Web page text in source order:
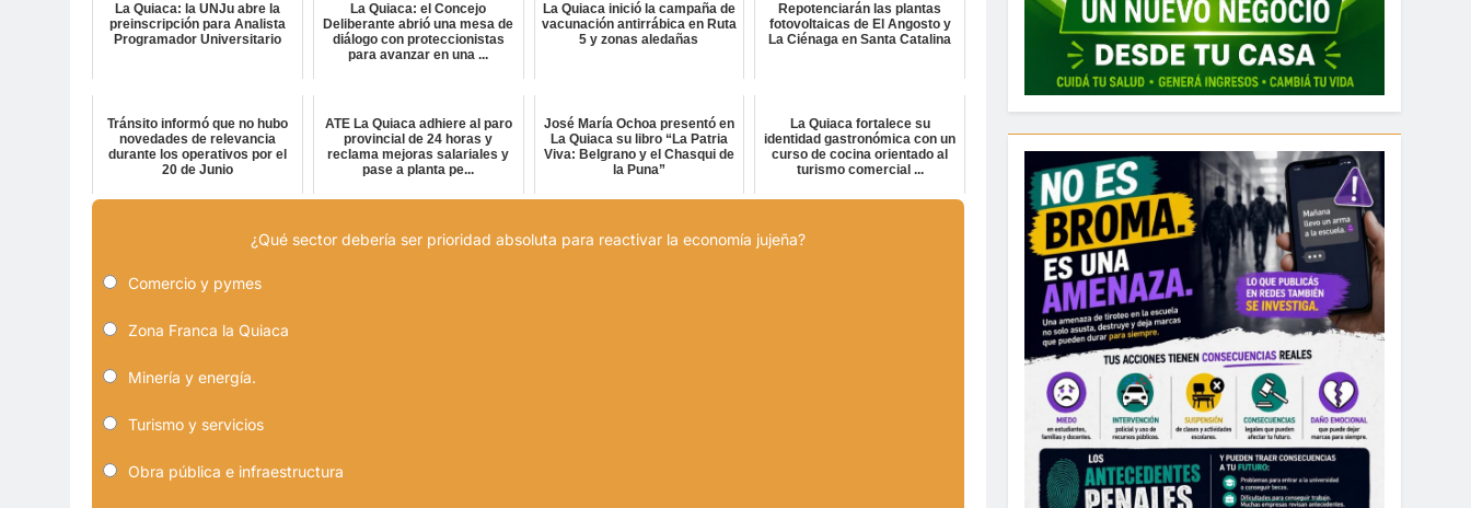
La Quiaca: la UNJu abre la
preinscripción para Analista
Programador Universitario
La Quiaca: el Concejo
Deliberante abrió una mesa de
diálogo con proteccionistas
para avanzar en una ...
La Quiaca inició la campaña de
vacunación antirrábica en Ruta
5 y zonas aledañas
Repotenciarán las plantas
fotovoltaicas de El Angosto y
La Ciénaga en Santa Catalina
Tránsito informó que no hubo
novedades de relevancia
durante los operativos por el
20 de Junio
ATE La Quiaca adhiere al paro
provincial de 24 horas y
reclama mejoras salariales y
pase a planta pe...
José María Ochoa presentó en
La Quiaca su libro “La Patria
Viva: Belgrano y el Chasqui de
la Puna”
La Quiaca fortalece su
identidad gastronómica con un
curso de cocina orientado al
turismo comercial ...
¿Qué sector debería ser prioridad absoluta para reactivar la economía jujeña?
Comercio y pymes
Zona Franca la Quiaca
Minería y energía.
Turismo y servicios
Obra pública e infraestructura